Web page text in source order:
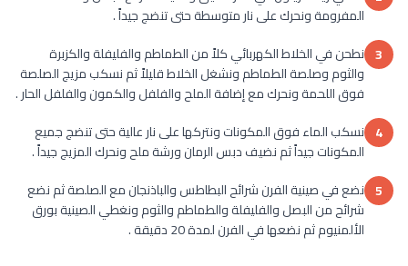
المفرومة ونحرك على نار متوسطة حتى تنضج جيداً .
3 نطحن في الخلاط الكهربائي كلاً من الطماطم والفليفلة والكزبرة
والثوم وصلصة الطماطم ونشغل الخلاط قليلاً ثم نسكب مزيج الصلصة
فوق اللحمة ونحرك مع إضافة الملح والفلفل والكمون والفلفل الحار .
4 نسكب الماء فوق المكونات ونتركها على نار عالية حتى تنضج جميع
المكونات جيداً ثم نضيف دبس الرمان ورشة ملح ونحرك المزيج جيداً .
5 نضع في صينية الفرن شرائح البطاطس والباذنجان مع الصلصة ثم نضع
شرائح من البصل والفليفلة والطماطم والثوم ونغطي الصينية بورق
الألمنيوم ثم نضعها في الفرن لمدة 20 دقيقة .